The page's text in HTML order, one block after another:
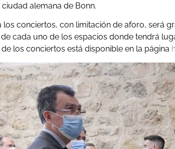
alemana de Bonn.
los conciertos, con limitación de aforo, será
cada uno de los espacios donde tendrá
los conciertos está disponible en la página